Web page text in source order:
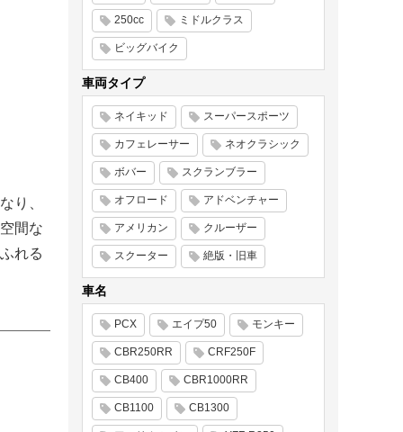
り、
間な
れる
250cc ミドルクラス
ビッグバイク
車両タイプ
ネイキッド スーパースポーツ
カフェレーサー ネオクラシック
ボバー スクランブラー
オフロード アドベンチャー
アメリカン クルーザー
スクーター 絶版・旧車
車名
PCX エイプ50 モンキー
CBR250RR CRF250F
CB400 CBR1000RR
CB1100 CB1300